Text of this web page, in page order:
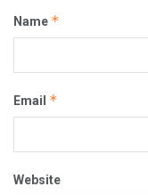
Name *
Email *
Website